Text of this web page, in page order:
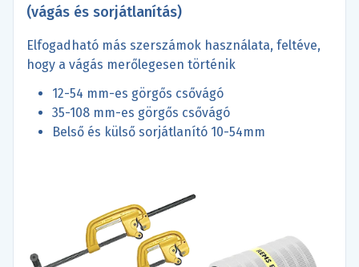
(vágás és sorjátlanítás)
Elfogadható más szerszámok használata, feltéve,
hogy a vágás merőlegesen történik
12-54 mm-es görgős csővágó
35-108 mm-es görgős csővágó
Belső és külső sorjátlanító 10-54mm